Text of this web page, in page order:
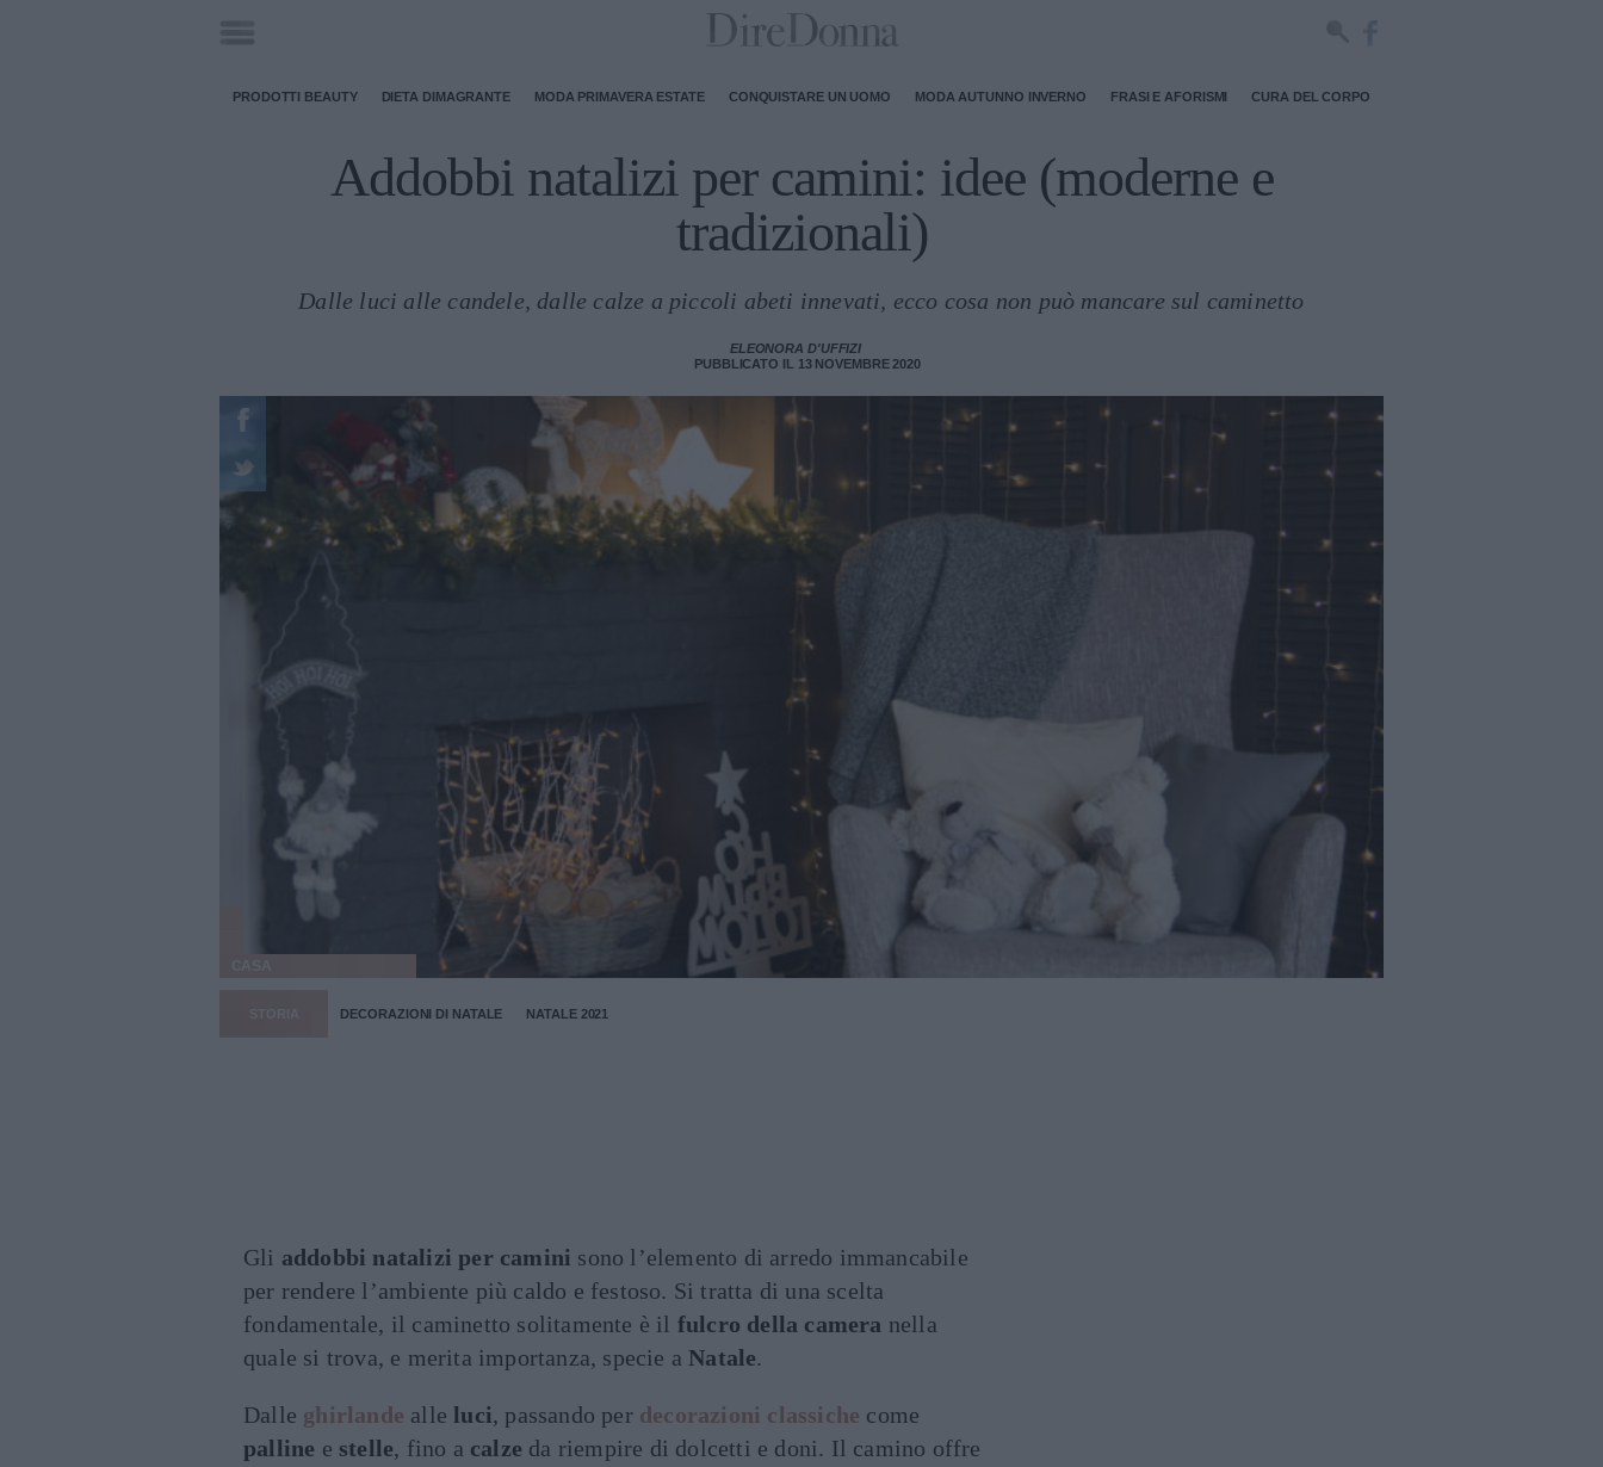
PRODOTTI BEAUTY DIETA DIMAGRANTE MODA PRIMAVERA ESTATE CONQUISTARE UN UOMO MODA AUTUNNO INVERNO FRASI E AFORISMI CURA DEL CORPO
Addobbi natalizi per camini: idee (moderne e
tradizionali)
Dalle luci alle candele, dalle calze a piccoli abeti innevati, ecco cosa non può mancare sul caminetto
ELEONORA D'UFFIZI
PUBBLICATO IL 13 NOVEMBRE 2020
DECORAZIONI DI NATALE NATALE 2021
Gli addobbi natalizi per camini sono l’elemento di arredo immancabile
per rendere l’ambiente più caldo e festoso. Si tratta di una scelta
fondamentale, il caminetto solitamente è il fulcro della camera nella
quale si trova, e merita importanza, specie aNatale.
Dalle ghirlande alle luci, passando per decorazioni classiche come
palline e stelle, fino a calze da riempire di dolcetti e doni. Il camino offre